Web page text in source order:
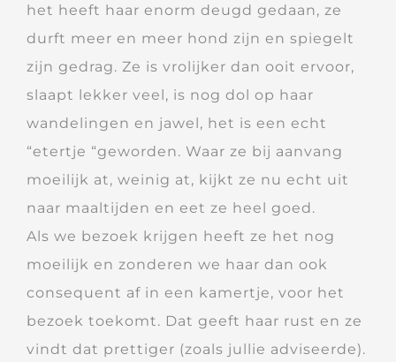
het heeft haar enorm deugd gedaan, ze
durft meer en meer hond zijn en spiegelt
zijn gedrag. Ze is vrolijker dan ooit ervoor,
slaapt lekker veel, is nog dol op haar
wandelingen en jawel, het is een echt
“etertje “geworden. Waar ze bij aanvang
moeilijk at, weinig at, kijkt ze nu echt uit
naar maaltijden en eet ze heel goed.
Als we bezoek krijgen heeft ze het nog
moeilijk en zonderen we haar dan ook
consequent af in een kamertje, voor het
bezoek toekomt. Dat geeft haar rust en ze
vindt dat prettiger (zoals jullie adviseerde).